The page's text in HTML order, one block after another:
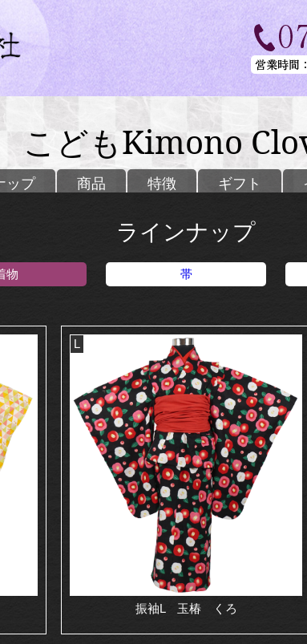
こどもKimono
ップ 商品 特徴 ギフト
ラインナップ
物 帯
L
振袖L 玉椿 くろ